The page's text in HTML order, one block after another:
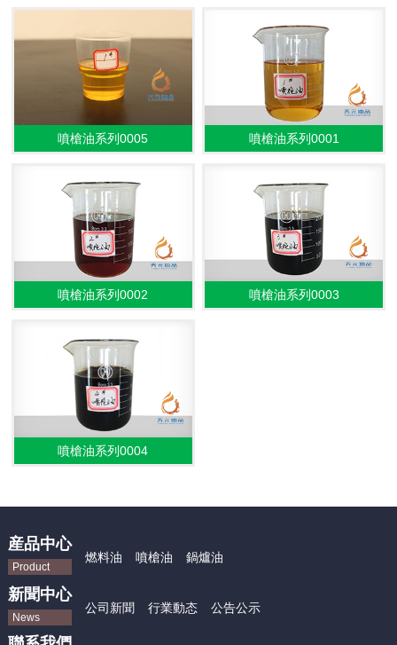
噴槍油系列0005 噴槍油系列0001
噴槍油系列0002 噴槍油系列0003
噴槍油系列0004
産品中心
Product
燃料油 噴槍油 鍋爐油
新聞中心
News
公司新聞 行業動态 公告公示